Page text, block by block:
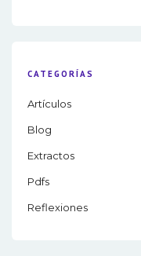
CATEGORÍAS
Artículos
Blog
Extractos
Pdfs
Reflexiones